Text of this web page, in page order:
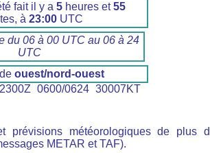
fait il y a 5 heures et55
à 23:00 UTC
du 06 à 00 UTC au 06 à 24
UTC
ouest/nord-ouest
0600/0624 30007KT
prévisions météorologiques de plus
METAR et TAF).